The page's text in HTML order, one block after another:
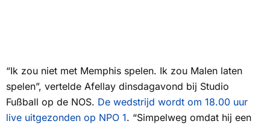
“Ik zou niet met Memphis spelen. Ik zou Malen laten
spelen”, vertelde Afellay dinsdagavond bij Studio
Fußball op de NOS. De wedstrijd wordt om 18.00 uur
live uitgezonden op NPO 1. “Simpelweg omdat hij een